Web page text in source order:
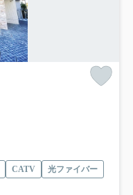
CATV
光ファイバー